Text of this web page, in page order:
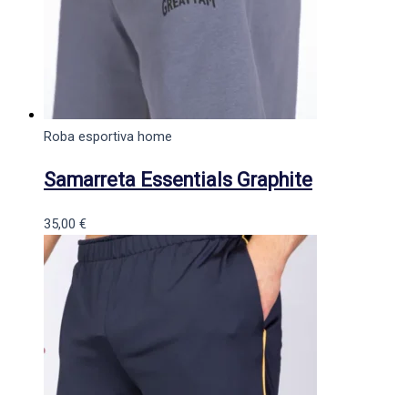
Roba esportiva home
Samarreta Essentials Graphite
35,00 €